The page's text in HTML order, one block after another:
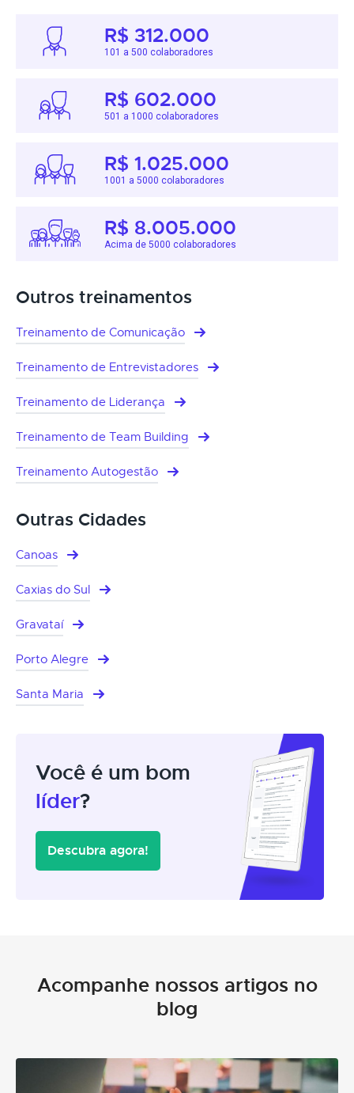
R$ 312.000
101 a 500 colaboradores
R$ 602.000
501 a 1000 colaboradores
R$ 1.025.000
1001 a 5000 colaboradores
R$ 8.005.000
Acima de 5000 colaboradores
Outros treinamentos
Treinamento de Comunicação
Treinamento de Entrevistadores
Treinamento de Liderança
Treinamento de Team Building
Treinamento Autogestão
Outras Cidades
Canoas
Caxias do Sul
Gravataí
Porto Alegre
Santa Maria
Você é um bom
líder?
Descubra agora!
Acompanhe nossos artigos no
blog